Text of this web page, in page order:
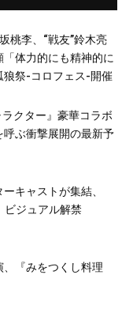
桃李、“戦友”鈴木亮
体力的にも精神的に
狼祭-コロフェス-開催
クター』豪華コラボ
ぶ衝撃展開の最新予
キャストが集結、
ビジュアル解禁
『みをつくし料理